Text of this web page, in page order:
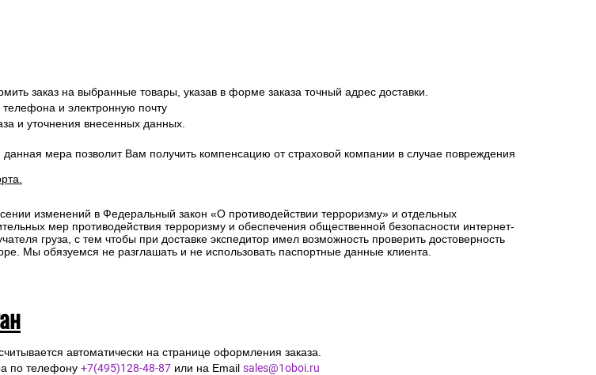
заказ на выбранные товары, указав в форме заказа точный адрес доставки.
и электронную почту
и уточнения внесенных данных.
мера позволит Вам получить компенсацию от страховой компании в случае повреждения
изменений в Федеральный закон «О противодействии терроризму» и отдельных
мер противодействия терроризму и обеспечения общественной безопасности интернет-
груза, с тем чтобы при доставке экспедитор имел возможность проверить достоверность
Мы обязуемся не разглашать и не использовать паспортные данные клиента.
автоматически на странице оформления заказа.
по телефону +7(495)128-48-87 или на Email sales@1oboi.ru